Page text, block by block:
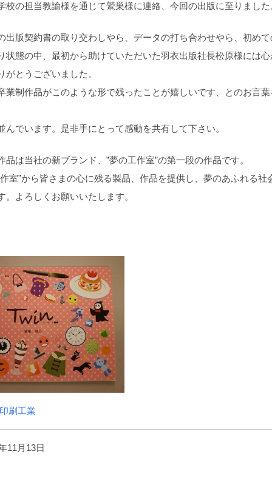
校の担当教諭様を通じて鷲巣様に連絡、今回の出版に至りました
版契約書の取り交わしやら、データの打ち合わせやら、初めて
状態の中、最初から助けていただいた羽衣出版社長松原様には
がとうございました。
業制作品がこのような形で残ったことが嬉しいです、とのお言
んでいます。是非手にとって感動を共有して下さい。
は当社の新ブランド、”夢の工作室”の第一段の作品です。
室”から皆さまの心に残る製品、作品を提供し、夢のあふれる社
。よろしくお願いいたします。
刷工業
11月13日